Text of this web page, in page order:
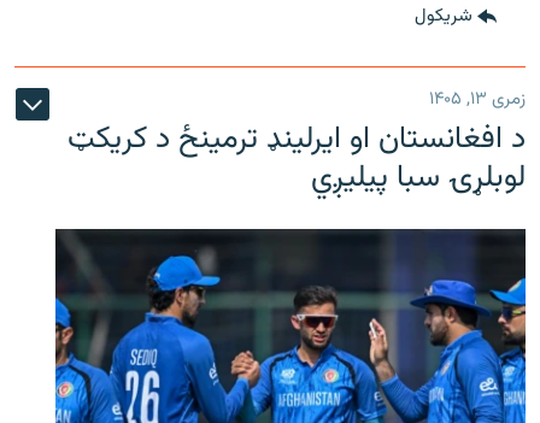
شريکول
زمری ۱۳, ۱۴۰۵
د افغانستان او ایرلینډ ترمینځ د کریکټ
لوبلړۍ سبا پیلیږي